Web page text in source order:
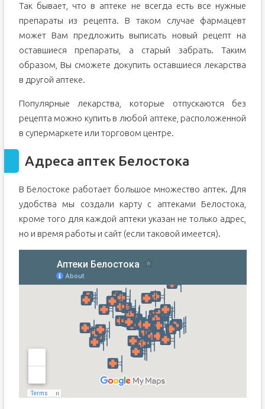
Так бывает, что в аптеке не всегда есть все нужные
препараты из рецепта. В таком случае фармацевт
может Вам предложить выписать новый рецепт на
оставшиеся препараты, а старый забрать. Таким
образом, Вы сможете докупить оставшиеся лекарства
в другой аптеке.
Популярные лекарства, которые отпускаются без
рецепта можно купить в любой аптеке, расположенной
в супермаркете или торговом центре.
Адреса аптек Белостока
В Белостоке работает большое множество аптек. Для
удобства мы создали карту с аптеками Белостока,
кроме того для каждой аптеки указан не только адрес,
но и время работы и сайт (если таковой имеется).